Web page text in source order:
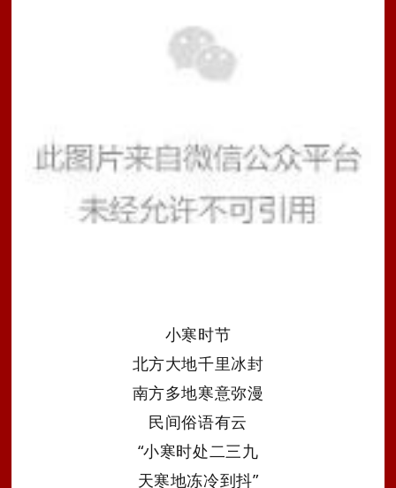
小寒时节
北方大地千里冰封
南方多地寒意弥漫
民间俗语有云
“小寒时处二三九
天寒地冻冷到抖”